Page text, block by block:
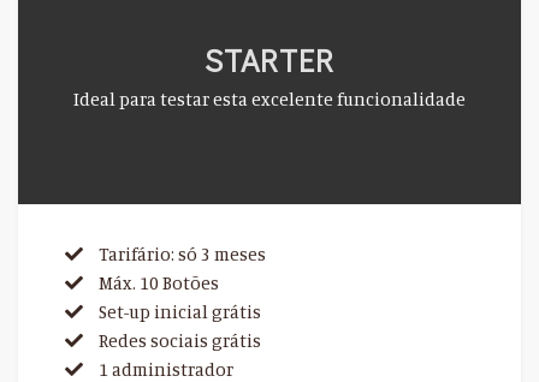
STARTER
Ideal para testar esta excelente funcionalidade
Tarifário: só 3 meses
Máx. 10 Botões
Set-up inicial grátis
Redes sociais grátis
1 administrador